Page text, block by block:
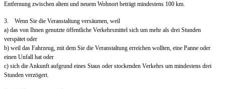
Entfernung zwischen altem und neuem Wohnort beträgt mindestens 100 km.
3. Wenn Sie die Veranstaltung versäumen, weil
a) das von Ihnen genutzte öffentliche Verkehrsmittel sich um mehr als drei Stunden
verspätet oder
b) weil das Fahrzeug, mit dem Sie die Veranstaltung erreichen wollten, eine Panne oder
einen Unfall hat oder
c) sich die Ankunft aufgrund eines Staus oder stockenden Verkehrs um mindestens drei
Stunden verzögert.